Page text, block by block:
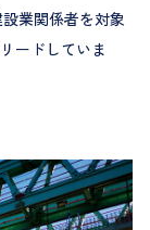
業関係者を対象
ードしていま